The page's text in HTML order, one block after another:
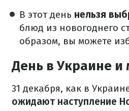
В этот день нельзя
блюд из новогоднего
образом, вы можете
День в Украине и
31 декабря, как в
ожидают наступление